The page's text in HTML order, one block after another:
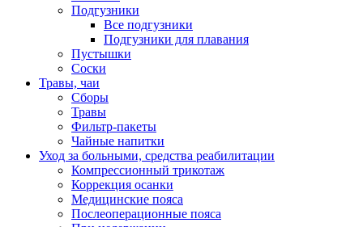
Подгузники
Все подгузники
Подгузники для плавания
Пустышки
Соски
Травы, чаи
Сборы
Травы
Фильтр-пакеты
Чайные напитки
Уход за больными, средства реабилитации
Компрессионный трикотаж
Коррекция осанки
Медицинские пояса
Послеоперационные пояса